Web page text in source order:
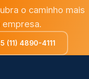
o caminho mais
(11) 4890-4111